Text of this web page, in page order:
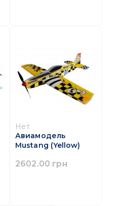
Нет
Авиамодель
Mustang (Yellow)
2602.00 грн